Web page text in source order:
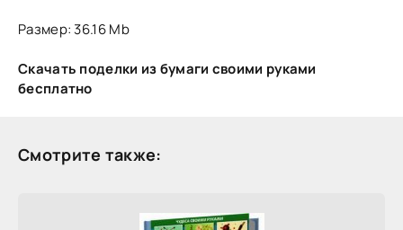
Размер: 36.16 Mb
Скачать поделки из бумаги своими руками
бесплатно
Смотрите также: